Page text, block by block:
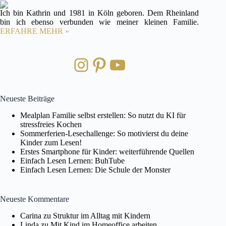
Ich bin Kathrin und 1981 in Köln geboren. Dem Rheinland
bin ich ebenso verbunden wie meiner kleinen Familie.
ERFAHRE MEHR »
Instagram
Pinterest
YouTube
Neueste Beiträge
Mealplan Familie selbst erstellen: So nutzt du KI für
stressfreies Kochen
Sommerferien-Lesechallenge: So motivierst du deine
Kinder zum Lesen!
Erstes Smartphone für Kinder: weiterführende Quellen
Einfach Lesen Lernen: BuhTube
Einfach Lesen Lernen: Die Schule der Monster
Neueste Kommentare
Carina zu Struktur im Alltag mit Kindern